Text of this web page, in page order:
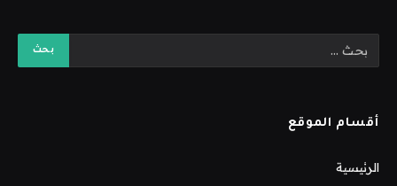
أقسام الموقع
الرئيسية